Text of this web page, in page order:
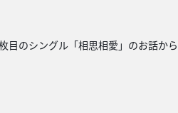
のシングル「相思相愛」のお話か